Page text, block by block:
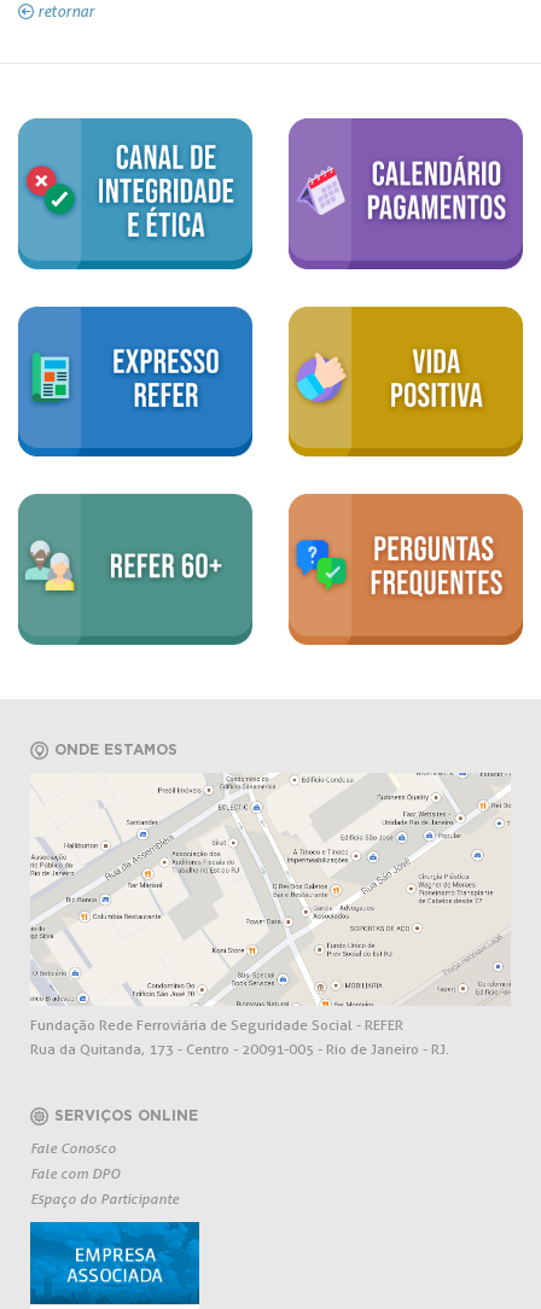
retornar
ONDE ESTAMOS
Fundação Rede Ferroviária de Seguridade Social - REFER
Rua da Quitanda, 173 - Centro - 20091-005 - Rio de Janeiro - RJ.
SERVIÇOS ONLINE
Fale Conosco
Fale com DPO
Espaço do Participante